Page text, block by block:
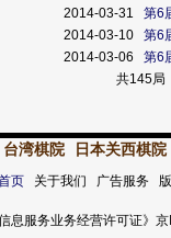
2014-03-31
第6
2014-03-10
第6
2014-03-06
第6
共145
台湾棋院 日本关西棋院
页关于我们 广告服务
信息服务业务经营许可证